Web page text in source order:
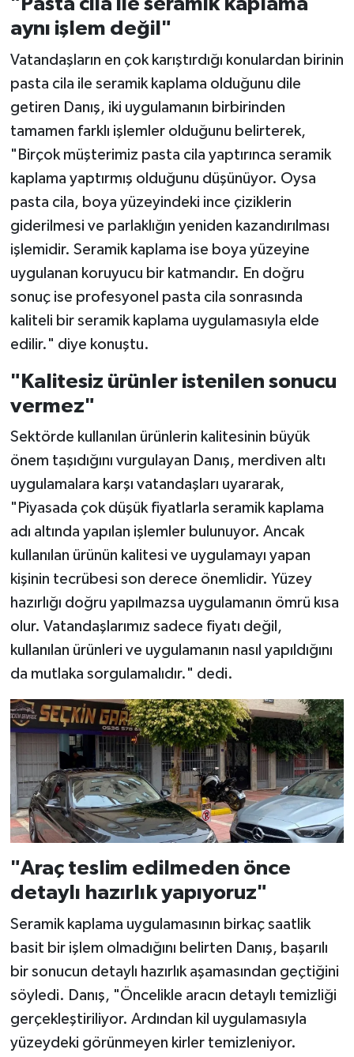
"Pasta cila ile seramik kaplama
aynı işlem değil"
Vatandaşların en çok karıştırdığı konulardan birinin
pasta cila ile seramik kaplama olduğunu dile
getiren Danış, iki uygulamanın birbirinden
tamamen farklı işlemler olduğunu belirterek,
"Birçok müşterimiz pasta cila yaptırınca seramik
kaplama yaptırmış olduğunu düşünüyor. Oysa
pasta cila, boya yüzeyindeki ince çiziklerin
giderilmesi ve parlaklığın yeniden kazandırılması
işlemidir. Seramik kaplama ise boya yüzeyine
uygulanan koruyucu bir katmandır. En doğru
sonuç ise profesyonel pasta cila sonrasında
kaliteli bir seramik kaplama uygulamasıyla elde
edilir." diye konuştu.
"Kalitesiz ürünler istenilen sonucu
vermez"
Sektörde kullanılan ürünlerin kalitesinin büyük
önem taşıdığını vurgulayan Danış, merdiven altı
uygulamalara karşı vatandaşları uyararak,
"Piyasada çok düşük fiyatlarla seramik kaplama
adı altında yapılan işlemler bulunuyor. Ancak
kullanılan ürünün kalitesi ve uygulamayı yapan
kişinin tecrübesi son derece önemlidir. Yüzey
hazırlığı doğru yapılmazsa uygulamanın ömrü kısa
olur. Vatandaşlarımız sadece fiyatı değil,
kullanılan ürünleri ve uygulamanın nasıl yapıldığını
da mutlaka sorgulamalıdır." dedi.
"Araç teslim edilmeden önce
detaylı hazırlık yapıyoruz"
Seramik kaplama uygulamasının birkaç saatlik
basit bir işlem olmadığını belirten Danış, başarılı
bir sonucun detaylı hazırlık aşamasından geçtiğini
söyledi. Danış, "Öncelikle aracın detaylı temizliği
gerçekleştiriliyor. Ardından kil uygulamasıyla
yüzeydeki görünmeyen kirler temizleniyor.